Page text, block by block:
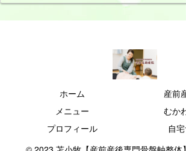
ホーム
産前
メニュー
むか
プロフィール
自